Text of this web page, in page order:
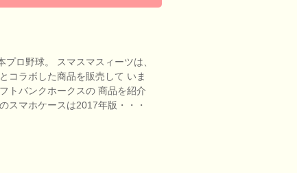
ロ野球。 スマスマスィーツは、
コラボした商品を販売して いま
トバンクホークスの 商品を紹介
スマホケースは2017年版・・・